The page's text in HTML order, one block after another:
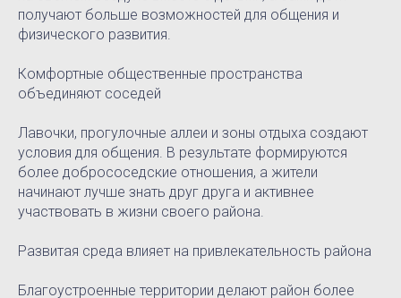
получают больше возможностей для общения и
физического развития.
Комфортные общественные пространства
объединяют соседей
Лавочки, прогулочные аллеи и зоны отдыха создают
условия для общения. В результате формируются
более добрососедские отношения, а жители
начинают лучше знать друг друга и активнее
участвовать в жизни своего района.
Развитая среда влияет на привлекательность района
Благоустроенные территории делают район более